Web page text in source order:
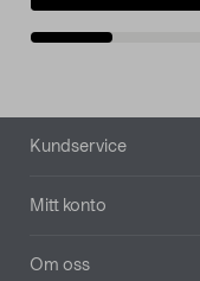
Sidfot
Kundservice
Mitt konto
Om oss